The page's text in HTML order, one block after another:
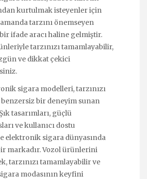
kurtulmak isteyenler için
tarzını önemseyen
ifade aracı haline gelmiştir.
tarzınızı tamamlayabilir,
ve dikkat çekici
sigara modelleri, tarzınızı
benzersiz bir deneyim sunan
tasarımları, güçlü
ve kullanıcı dostu
elektronik sigara dünyasında
markadır. Vozol ürünlerini
tarzınızı tamamlayabilir ve
modasının keyfini